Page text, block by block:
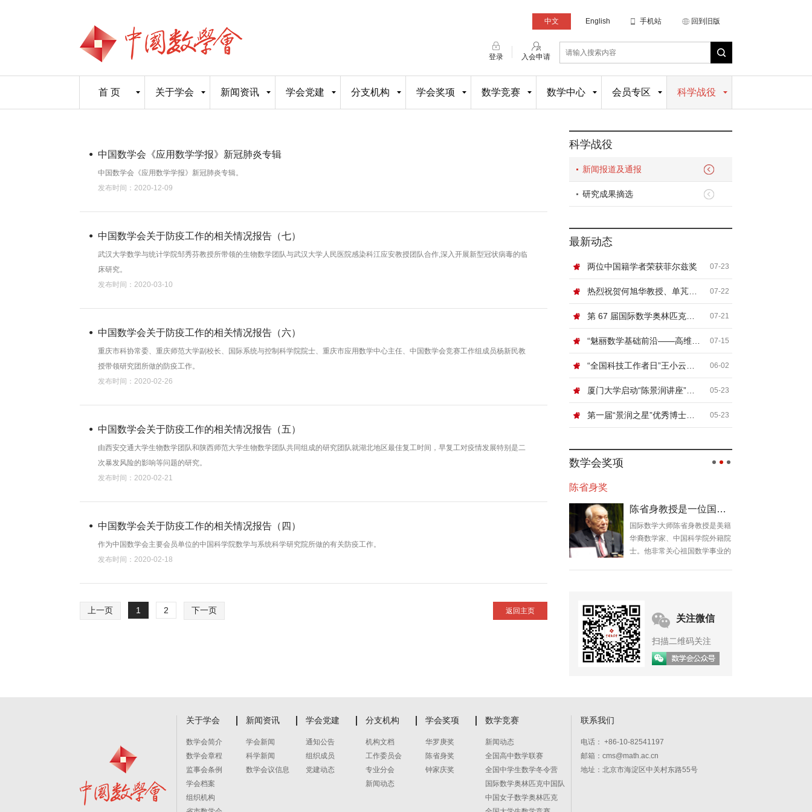
中文 English 手机站 回到旧版
登录 入会申请
首 页 关于学会 新闻资讯 学会党建 分支机构 学会奖项 数学竞赛 数学中心 会员专区 科学战役
中国数学会《应用数学学报》新冠肺炎专辑
中国数学会《应用数学学报》新冠肺炎专辑。
发布时间：2020-12-09
中国数学会关于防疫工作的相关情况报告（七）
武汉大学数学与统计学院邹秀芬教授所带领的生物数学团队与武汉大学人民医院感染科江应安教授团队合作,深入开展新型冠状病毒的临
床研究。
发布时间：2020-03-10
中国数学会关于防疫工作的相关情况报告（六）
重庆市科协常委、重庆师范大学副校长、国际系统与控制科学院院士、重庆市应用数学中心主任、中国数学会竞赛工作组成员杨新民教
授带领研究团所做的防疫工作。
发布时间：2020-02-26
中国数学会关于防疫工作的相关情况报告（五）
由西安交通大学生物数学团队和陕西师范大学生物数学团队共同组成的研究团队就湖北地区最佳复工时间，早复工对疫情发展特别是二
次暴发风险的影响等问题的研究。
发布时间：2020-02-21
中国数学会关于防疫工作的相关情况报告（四）
作为中国数学会主要会员单位的中国科学院数学与系统科学研究院所做的有关防疫工作。
发布时间：2020-02-18
上一页 1 2 下一页 返回主页
科学战役
新闻报道及通报
研究成果摘选
最新动态
两位中国籍学者荣获菲尔兹奖 07-23
07-22
07-21
07-15
06-02
05-23
05-23
数学会奖项
陈省身奖
陈省身教授是一位国际数学大师
国际数学大师陈省身教授是美籍
华裔数学家、中国科学院外籍院
士。他非常关心祖国数学事业的
关注微信
扫描二维码关注
关于学会
数学会简介
数学会章程
监事会条例
学会档案
组织机构
新闻资讯
学会新闻
科学新闻
数学会议信息
学会党建
通知公告
组织成员
党建动态
分支机构
机构文档
工作委员会
专业分会
新闻动态
学会奖项
华罗庚奖
陈省身奖
钟家庆奖
数学竞赛
新闻动态
全国高中数学联赛
全国中学生数学冬令营
国际数学奥林匹克中国队
中国女子数学奥林匹克
联系我们
电话： +86-10-82541197
邮箱：cms@math.ac.cn
地址：北京市海淀区中关村东路55号